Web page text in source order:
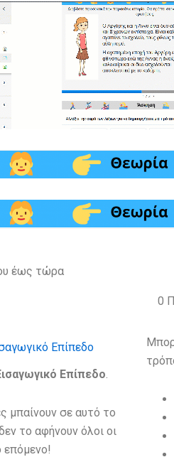
έως τώρα
Επίπεδο
Eπίπεδο
μπαίνουν σε αυτό το
το αφήνουν όλοι οι
επόμενο!
0